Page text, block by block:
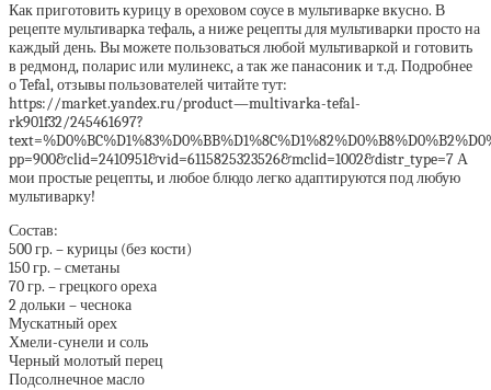
Как приготовить курицу в ореховом соусе в мультиварке вкусно. В
рецепте мультиварка тефаль, а ниже рецепты для мультиварки просто на
каждый день. Вы можете пользоваться любой мультиваркой и готовить
в редмонд, поларис или мулинекс, а так же панасоник и т.д. Подробнее
о Tefal, отзывы пользователей читайте тут:
https://market.yandex.ru/product—multivarka-tefal-
rk901f32/245461697?
pp=900&clid=2410951&vid=6115825323526&mclid=1002&distr_type=7 А
мои простые рецепты, и любое блюдо легко адаптируются под любую
мультиварку!
Состав:
500 гр. – курицы (без кости)
150 гр. – сметаны
70 гр. – грецкого ореха
2 дольки – чеснока
Мускатный орех
Хмели-сунели и соль
Черный молотый перец
Подсолнечное масло